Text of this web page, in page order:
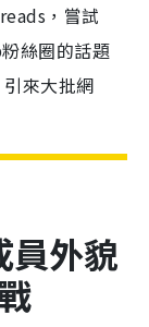
，嘗試
絲圈的話題
來大批網
外貌